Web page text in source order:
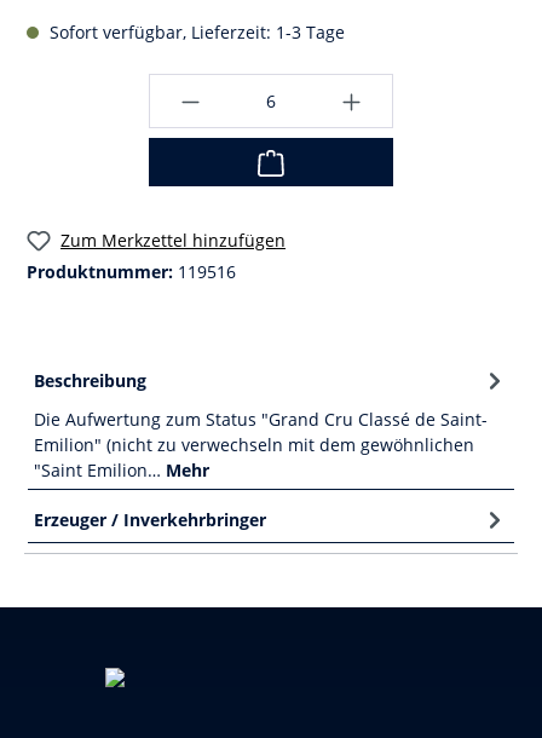
Sofort verfügbar, Lieferzeit: 1-3 Tage
Zum Merkzettel hinzufügen
Produktnummer: 119516
Beschreibung
Die Aufwertung zum Status "Grand Cru Classé de Saint-
Emilion" (nicht zu verwechseln mit dem gewöhnlichen
"Saint Emilion… Mehr
Erzeuger / Inverkehrbringer